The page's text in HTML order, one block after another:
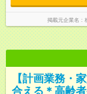
掲載元企業名
【計画業務・
合える＊高齢